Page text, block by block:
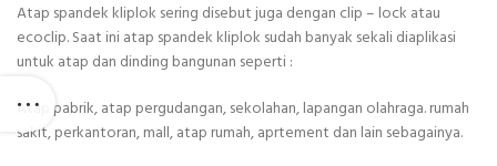
Atap spandek kliplok sering disebut juga dengan clip – lock atau
ecoclip. Saat ini atap spandek kliplok sudah banyak sekali diaplikasi
untuk atap dan dinding bangunan seperti :
Atap pabrik, atap pergudangan, sekolahan, lapangan olahraga. rumah
sakit, perkantoran, mall, atap rumah, aprtement dan lain sebagainya.